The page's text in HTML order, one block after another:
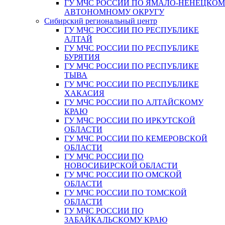
ГУ МЧС РОССИИ ПО ЯМАЛО-
АВТОНОМНОМУ ОКРУГУ
Сибирский региональный центр
ГУ МЧС РОССИИ ПО РЕСПУБЛИКЕ
АЛТАЙ
ГУ МЧС РОССИИ ПО РЕСПУБЛИКЕ
БУРЯТИЯ
ГУ МЧС РОССИИ ПО РЕСПУБЛИКЕ
ТЫВА
ГУ МЧС РОССИИ ПО РЕСПУБЛИКЕ
ХАКАСИЯ
ГУ МЧС РОССИИ ПО АЛТАЙСКОМУ
КРАЮ
ГУ МЧС РОССИИ ПО ИРКУТСКОЙ
ОБЛАСТИ
ГУ МЧС РОССИИ ПО КЕМЕРОВСКОЙ
ОБЛАСТИ
ГУ МЧС РОССИИ ПО
НОВОСИБИРСКОЙ ОБЛАСТИ
ГУ МЧС РОССИИ ПО ОМСКОЙ
ОБЛАСТИ
ГУ МЧС РОССИИ ПО ТОМСКОЙ
ОБЛАСТИ
ГУ МЧС РОССИИ ПО
ЗАБАЙКАЛЬСКОМУ КРАЮ